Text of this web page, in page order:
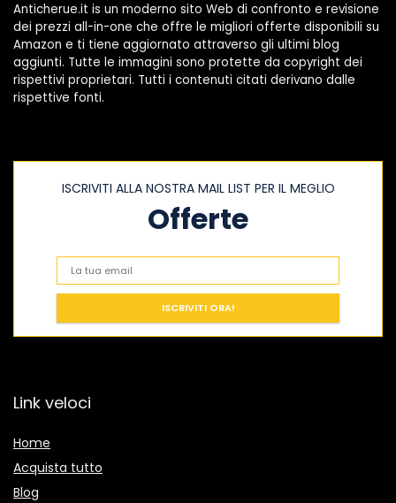
Anticherue.it is un moderno sito Web di confronto e revisione
dei prezzi all-in-one che offre le migliori offerte disponibili su
Amazon e ti tiene aggiornato attraverso gli ultimi blog
aggiunti. Tutte le immagini sono protette da copyright dei
rispettivi proprietari. Tutti i contenuti citati derivano dalle
rispettive fonti.
ISCRIVITI ALLA NOSTRA MAIL LIST PER IL MEGLIO
Offerte
Link veloci
Home
Acquista tutto
Blog